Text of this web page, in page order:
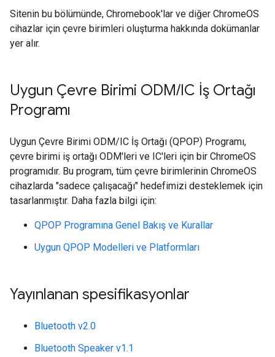
Sitenin bu bölümünde, Chromebook'lar ve diğer ChromeOS
cihazlar için çevre birimleri oluşturma hakkında dokümanlar
yer alır.
Uygun Çevre Birimi ODM/IC İş Ortağı
Programı
Uygun Çevre Birimi ODM/IC İş Ortağı (QPOP) Programı,
çevre birimi iş ortağı ODM'leri ve IC'leri için bir ChromeOS
programıdır. Bu program, tüm çevre birimlerinin ChromeOS
cihazlarda "sadece çalışacağı" hedefimizi desteklemek için
tasarlanmıştır. Daha fazla bilgi için:
QPOP Programına Genel Bakış ve Kurallar
Uygun QPOP Modelleri ve Platformları
Yayınlanan spesifikasyonlar
Bluetooth v2.0
Bluetooth Speaker v1.1